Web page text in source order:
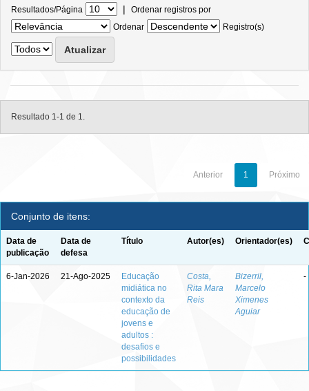
Resultados/Página | Ordenar registros por
Ordenar
Registro(s)
Resultado 1-1 de 1.
Anterior 1 Próximo
Conjunto de itens:
Data de
publicação
Data de
defesa
Título Autor(es) Orientador(es)
6-Jan-2026 21-Ago-2025
Educação
midiática no
contexto da
educação de
jovens e
adultos :
desafios e
possibilidades
Costa,
Rita Mara
Reis
Bizerril,
Marcelo
Ximenes
Aguiar
-